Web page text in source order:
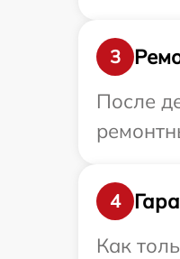
3
После
4
Как